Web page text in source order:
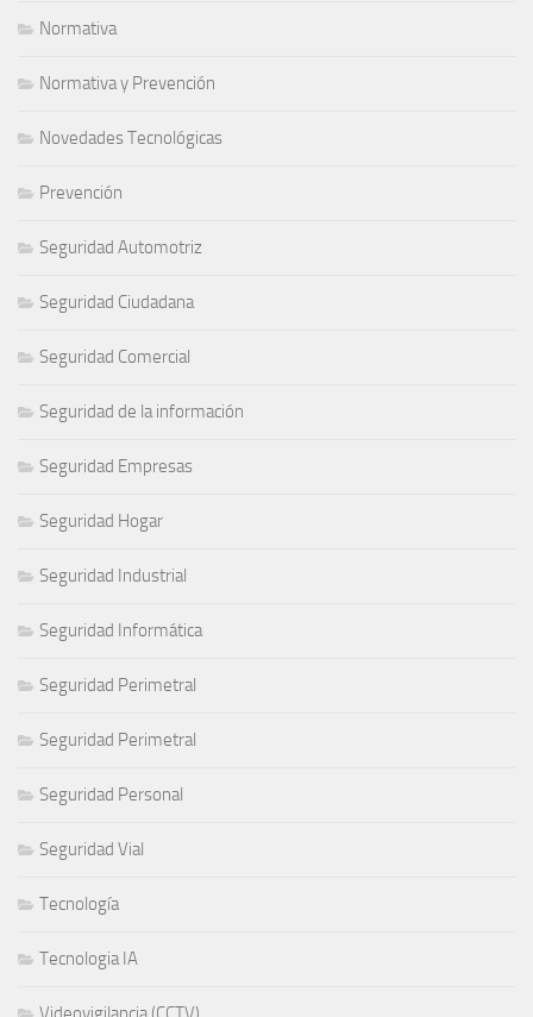
Normativa
Normativa y Prevención
Novedades Tecnológicas
Prevención
Seguridad Automotriz
Seguridad Ciudadana
Seguridad Comercial
Seguridad de la información
Seguridad Empresas
Seguridad Hogar
Seguridad Industrial
Seguridad Informática
Seguridad Perimetral
Seguridad Perimetral
Seguridad Personal
Seguridad Vial
Tecnología
Tecnologia IA